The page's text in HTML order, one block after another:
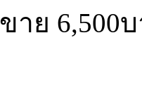
าย 6,500